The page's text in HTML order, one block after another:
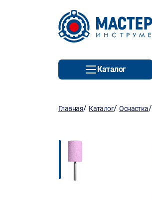
Каталог
Главная/ Каталог/Оснастка/